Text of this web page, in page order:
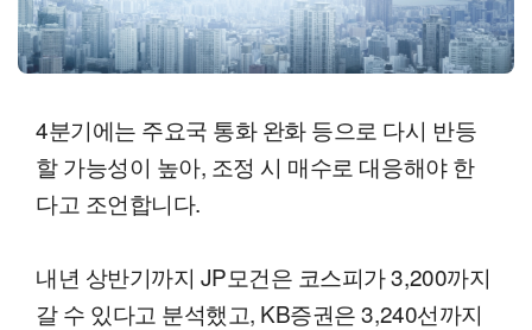
4분기에는 주요국 통화 완화 등으로 다시 반등
할 가능성이 높아, 조정 시 매수로 대응해야 한
다고 조언합니다.
내년 상반기까지 JP모건은 코스피가 3,200까지
갈 수 있다고 분석했고, KB증권은 3,240선까지